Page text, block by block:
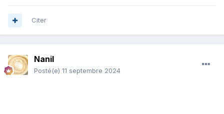
Citer
Nanil
Posté(e) 11 septembre 2024